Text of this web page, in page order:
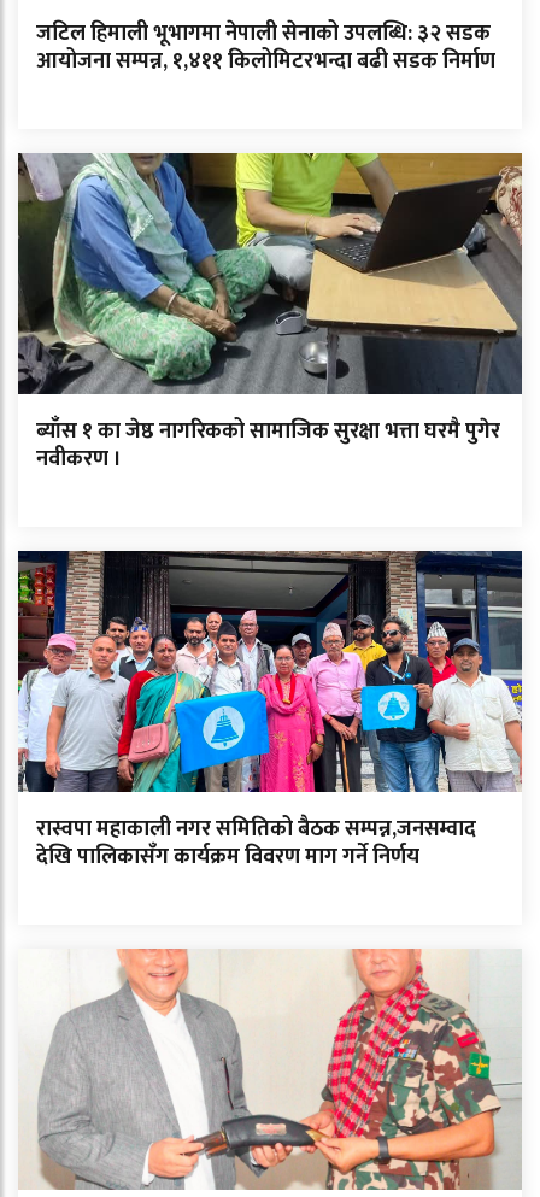
जटिल हिमाली भूभागमा नेपाली सेनाको उपलब्धि: ३२ सडक
आयोजना सम्पन्न, १,४११ किलोमिटरभन्दा बढी सडक निर्माण
ब्याँस १ का जेष्ठ नागरिकको सामाजिक सुरक्षा भत्ता घरमै पुगेर
नवीकरण ।
रास्वपा महाकाली नगर समितिको बैठक सम्पन्न,जनसम्वाद
देखि पालिकासँग कार्यक्रम विवरण माग गर्ने निर्णय